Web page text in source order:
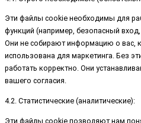
Эти файлы cookie необходимы для
функций (например, безопасный
Они не собирают информацию о вас,
использована для маркетинга. Без
работать корректно. Они
вашего согласия.
4.2. Статистические (аналитические):
Эти файлы cookie позволяют нам